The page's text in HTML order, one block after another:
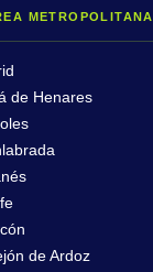
METROPOLITANA
de Henares
de Ardoz